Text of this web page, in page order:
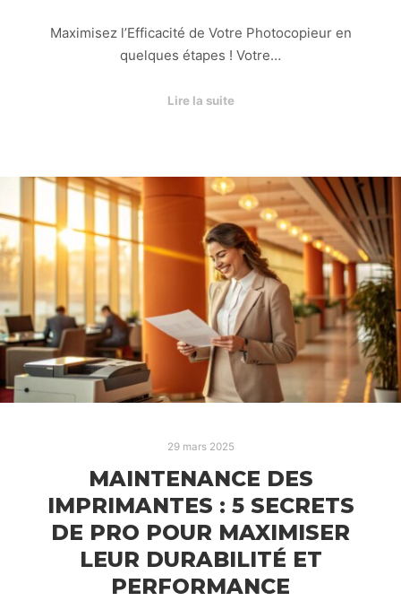
Maximisez l’Efficacité de Votre Photocopieur en
quelques étapes ! Votre…
Lire la suite
29 mars 2025
MAINTENANCE DES
IMPRIMANTES : 5 SECRETS
DE PRO POUR MAXIMISER
LEUR DURABILITÉ ET
PERFORMANCE